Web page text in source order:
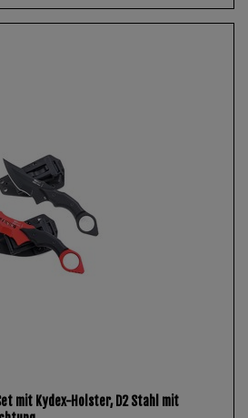
mit Kydex-Holster, D2 Stahl mit